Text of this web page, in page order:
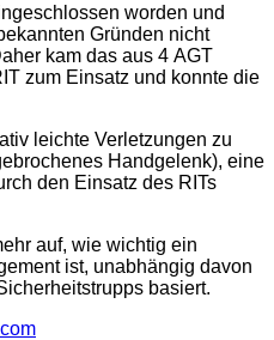
worden und
Gründen nicht
kam das aus 4 AGT
zum Einsatz und konnte die
leichte Verletzungen zu
Handgelenk), eine
den Einsatz des RITs
auf, wie wichtig ein
ist, unabhängig davon
basiert.